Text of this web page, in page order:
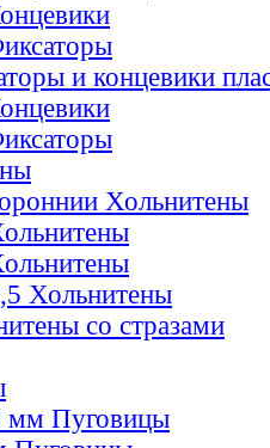
и концевики
Хольнитены
Хольнитены
со стразами
мм Пуговицы